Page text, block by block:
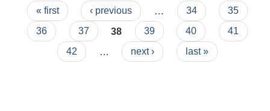
Pages
« first ‹ previous 34
35
36
37 38 39 40
41
42
next › last »